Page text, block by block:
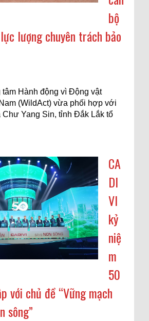
bộ
lượng chuyên trách bảo
tâm Hành động vì Động vật
(WildAct) vừa phối hợp với
Yang Sin, tỉnh Đắk Lắk tổ
CA
DI
VI
kỷ
niệ
m
50
với chủ đề “Vững mạch
sông”